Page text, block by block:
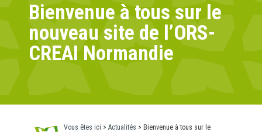
Bienvenue à tous sur le
nouveau site de l’ORS-
CREAI Normandie
Vous êtes ici > Actualités > Bienvenue à tous sur le